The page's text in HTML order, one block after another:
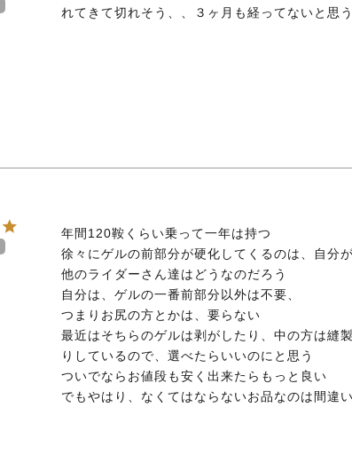
れてきて切れそう、、３ヶ月も経ってないと思
年間120鞍くらい乗って一年は持つ
徐々にゲルの前部分が硬化してくるのは、自分
他のライダーさん達はどうなのだろう
自分は、ゲルの一番前部分以外は不要、
つまりお尻の方とかは、要らない
最近はそちらのゲルは剥がしたり、中の方は縫
りしているので、選べたらいいのにと思う
ついでならお値段も安く出来たらもっと良い